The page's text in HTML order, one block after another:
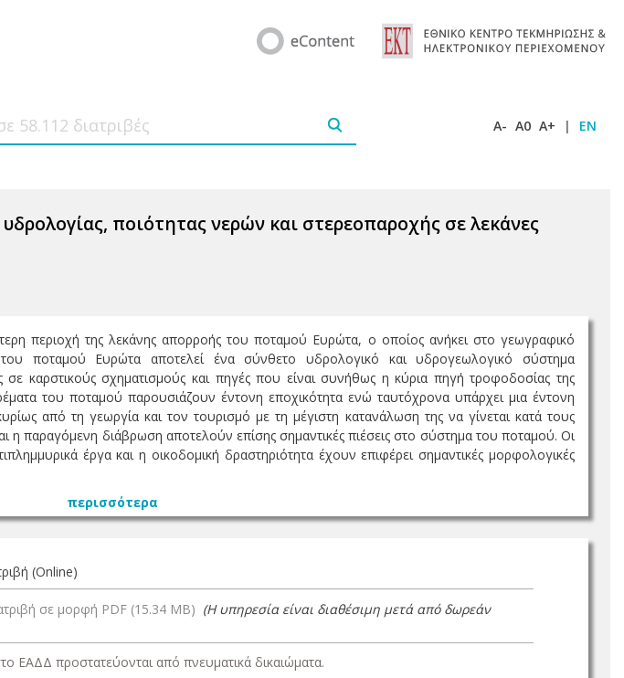
A- A0 A+ | EN
ποιότητας νερών και στερεοπαροχής σε λεκάνες
περιοχή της λεκάνης απορροής του ποταμού Ευρώτα, ο οποίος ανήκει στο γεωγραφικό
ποταμού Ευρώτα αποτελεί ένα σύνθετο υδρολογικό και υδρογεωλογικό σύστημα
καρστικούς σχηματισμούς και πηγές που είναι συνήθως η κύρια πηγή τροφοδοσίας της
του ποταμού παρουσιάζουν έντονη εποχικότητα ενώ ταυτόχρονα υπάρχει μια έντονη
από τη γεωργία και τον τουρισμό με τη μέγιστη κατανάλωση της να γίνεται κατά τους
η παραγόμενη διάβρωση αποτελούν επίσης σημαντικές πιέσεις στο σύστημα του ποταμού. Οι
έργα και η οικοδομική δραστηριότητα έχουν επιφέρει σημαντικές μορφολογικές
περισσότερα
(Online)
σε μορφή PDF (15.34 MB) (Η υπηρεσία είναι διαθέσιμη μετά από δωρεάν
ΕΑΔΔ προστατεύονται από πνευματικά δικαιώματα.